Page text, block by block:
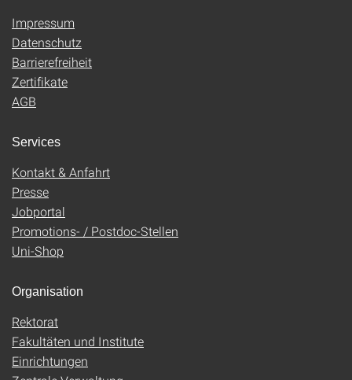
Impressum
Datenschutz
Barrierefreiheit
Zertifikate
AGB
Services
Kontakt & Anfahrt
Presse
Jobportal
Promotions- / Postdoc-Stellen
Uni-Shop
Organisation
Rektorat
Fakultäten und Institute
Einrichtungen